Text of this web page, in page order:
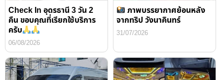
Check In อุดรธานี 3 วัน 2
คืน ขอบคุณที่เรียกใช้บริการ
ครับ
06/08/2026
ภาพบรรยากาศย้อนหลัง
จากทริป วังนาคินทร์
31/07/2026